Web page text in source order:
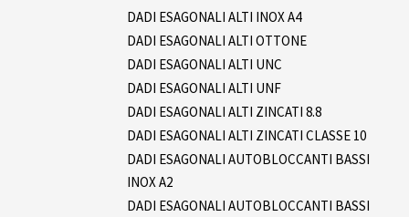
DADI ESAGONALI ALTI INOX A4
DADI ESAGONALI ALTI OTTONE
DADI ESAGONALI ALTI UNC
DADI ESAGONALI ALTI UNF
DADI ESAGONALI ALTI ZINCATI 8.8
DADI ESAGONALI ALTI ZINCATI CLASSE 10
DADI ESAGONALI AUTOBLOCCANTI BASSI
INOX A2
DADI ESAGONALI AUTOBLOCCANTI BASSI